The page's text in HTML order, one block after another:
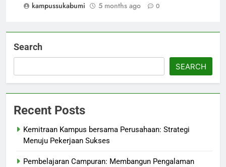
kampussukabumi
5 months ago 0
Search
SEARCH
Recent Posts
Kemitraan Kampus bersama Perusahaan: Strategi
Menuju Pekerjaan Sukses
Pembelajaran Campuran: Membangun Pengalaman